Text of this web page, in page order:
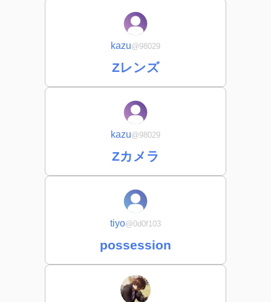
kazu@98029
Zレンズ
kazu@98029
Zカメラ
tiyo@0d0f103
possession